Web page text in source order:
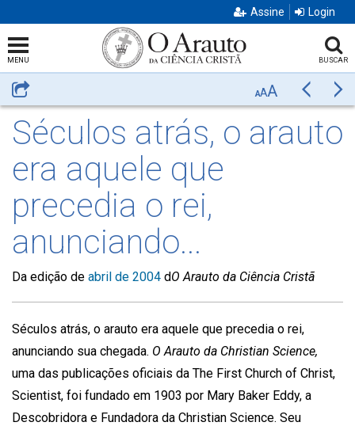
Assine Login
MENU BUSCAR
Compartilhar AAA Anterior
Séculos atrás, o arauto
era aquele que
precedia o rei,
anunciando...
Da edição de abril de 2004 dO Arauto da Ciência Cristã
Séculos atrás, o arauto era aquele que precedia o rei,
anunciando sua chegada. O Arauto da Christian Science,
uma das publicações oficiais da The First Church of Christ,
Scientist, foi fundado em 1903 por Mary Baker Eddy, a
Descobridora e Fundadora da Christian Science. Seu